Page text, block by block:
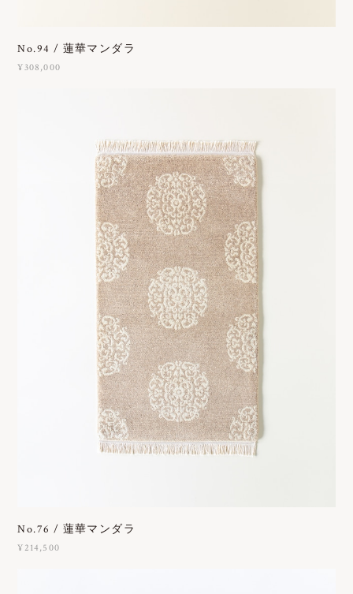
No.94 / 蓮華マンダラ
¥308,000
No.76 / 蓮華マンダラ
¥214,500